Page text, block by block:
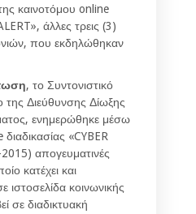
καινοτόμου online
άλλες τρεις (3)
που εκδηλώθηκαν
, το Συντονιστικό
της Διεύθυνσης Δίωξης
ενημερώθηκε μέσω
«CYBER
απογευματινές
κατέχει και
ιστοσελίδα κοινωνικής
σε διαδικτυακή